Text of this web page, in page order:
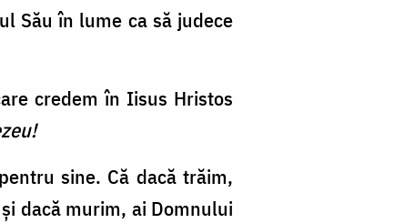
Său în lume ca să judece
credem în Iisus Hristos
sine. Că dacă trăim,
dacă murim, ai Domnului